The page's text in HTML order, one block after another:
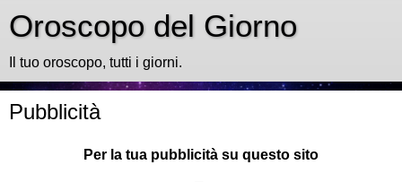
Oroscopo del Giorno
Il tuo oroscopo, tutti i giorni.
Pubblicità
Per la tua pubblicità su questo sito